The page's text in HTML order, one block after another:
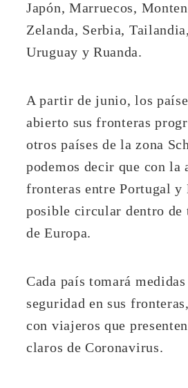
Japón, Marruecos,
Zelanda, Serbia,
Uruguay y Ruanda.
A partir de junio, los
abierto sus fronteras
otros países de la zona
podemos decir que con la
fronteras entre Portugal y
posible circular dentro de
de Europa.
Cada país tomará
seguridad en sus
con viajeros que
claros de Coronavirus.